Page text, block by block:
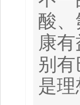
酸
康
别
是